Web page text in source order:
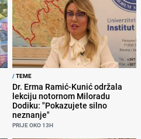
/TEME
Dr. Erma Ramić-Kunić održala
lekciju notornom Miloradu
Dodiku: "Pokazujete silno
neznanje"
PRIJE OKO 13H